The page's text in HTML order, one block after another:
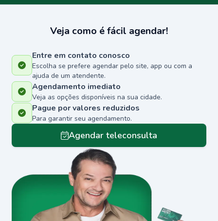
Veja como é fácil agendar!
Entre em contato conosco
Escolha se prefere agendar pelo site, app ou com a
ajuda de um atendente.
Agendamento imediato
Veja as opções disponíveis na sua cidade.
Pague por valores reduzidos
Para garantir seu agendamento.
Agendar teleconsulta